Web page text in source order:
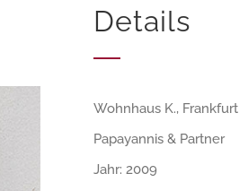
Details
Wohnhaus K., Frankfurt
Papayannis & Partner
Jahr: 2009